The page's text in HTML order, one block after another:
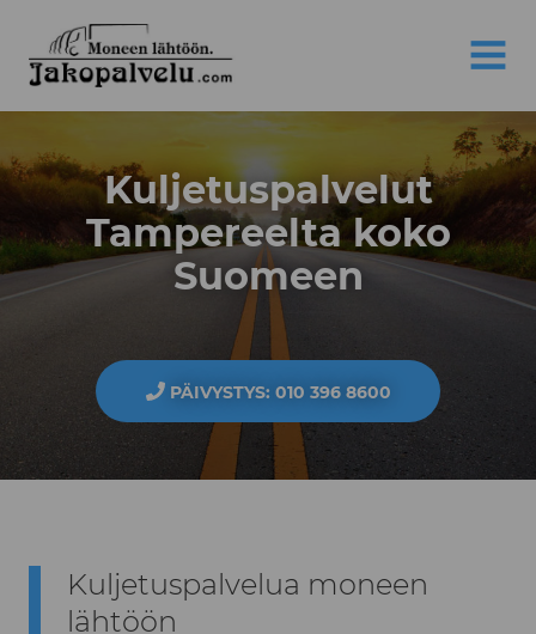
Jakopalvelu
MENU
Kuljetuspalvelut
Tampereelta koko
Suomeen
PÄIVYSTYS: 010 396 8600
Kuljetuspalvelua moneen
lähtöön